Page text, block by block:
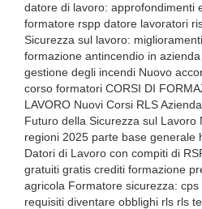
datore di lavoro: approfondimenti
formatore rspp datore lavoratori
Sicurezza sul lavoro:
formazione antincendio in
gestione degli incendi Nuovo
corso formatori CORSI DI
LAVORO Nuovi Corsi RLS
Futuro della Sicurezza sul Lavoro
regioni 2025 parte base generale
Datori di Lavoro con compiti di
gratuiti gratis crediti formazione
agricola Formatore sicurezza:
requisiti diventare obblighi rls rls